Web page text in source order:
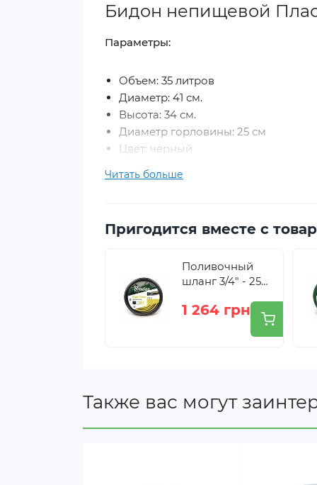
Бидон непищевой
Параметры:
Объем: 35 литров
Диаметр: 41 см.
Высота: 34 см.
Диаметр горловины: 25 см
Цвет: черный
кислоты, ядохимикаты и другое).
удобную форму, практичные
Читать больше
Пригодится вместе с
Поливочный
шланг 3/4" - 25м
COLOUR
1 264 грн
Также вас могут